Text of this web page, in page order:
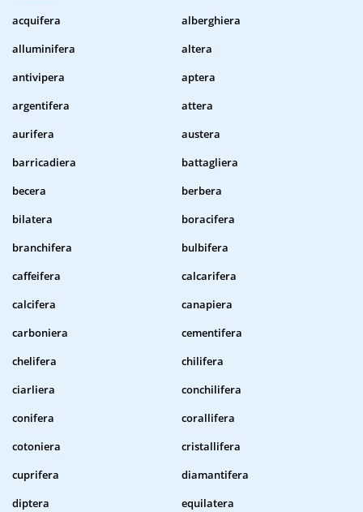
acquifera
alberghiera
alluminifera
altera
antivipera
aptera
argentifera
attera
aurifera
austera
barricadiera
battagliera
becera
berbera
bilatera
boracifera
branchifera
bulbifera
caffeifera
calcarifera
calcifera
canapiera
carboniera
cementifera
chelifera
chilifera
ciarliera
conchilifera
conifera
corallifera
cotoniera
cristallifera
cuprifera
diamantifera
diptera
equilatera